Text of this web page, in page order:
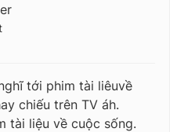
tới phim tài liêuvề
chiếu trên TV áh.
tài liệu về cuộc sống.